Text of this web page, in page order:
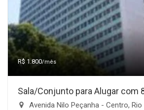
R$ 1.800/mês
Sala/Conjunto para Alugar com
Avenida Nilo Peçanha - Centro,